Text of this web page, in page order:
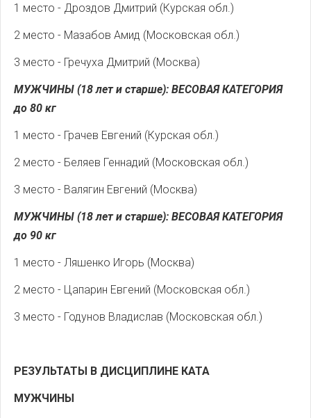
1 место - Дроздов Дмитрий (Курская обл.)
2 место - Мазабов Амид (Московская обл.)
3 место - Гречуха Дмитрий (Москва)
МУЖЧИНЫ (18 лет и старше): ВЕСОВАЯ КАТЕГОРИЯ
до 80 кг
1 место - Грачев Евгений (Курская обл.)
2 место - Беляев Геннадий (Московская обл.)
3 место - Валягин Евгений (Москва)
МУЖЧИНЫ (18 лет и старше): ВЕСОВАЯ КАТЕГОРИЯ
до 90 кг
1 место - Ляшенко Игорь (Москва)
2 место - Цапарин Евгений (Московская обл.)
3 место - Годунов Владислав (Московская обл.)
РЕЗУЛЬТАТЫ В ДИСЦИПЛИНЕ КАТА
МУЖЧИНЫ